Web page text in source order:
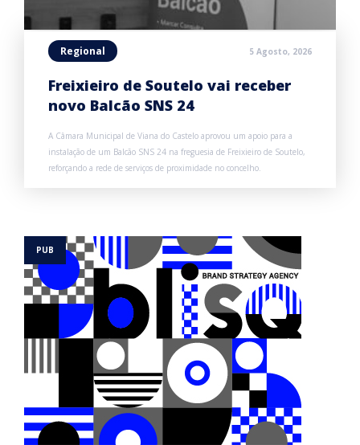
Regional 5 Agosto, 2026
Freixieiro de Soutelo vai receber
novo Balcão SNS 24
A Câmara Municipal de Viana do Castelo aprovou um apoio para a
instalação de um Balcão SNS 24 na freguesia de Freixieiro de Soutelo,
reforçando a rede de serviços de proximidade no concelho.